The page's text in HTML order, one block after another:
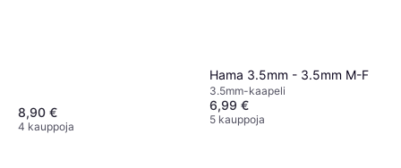
8,90 €
4 kauppoja
Hama 3.5mm - 3.5mm M-F
3.5mm-kaapeli
6,99 €
5 kauppoja